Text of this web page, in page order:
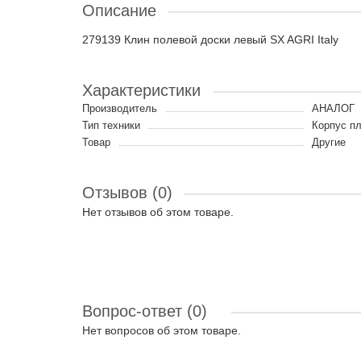
Описание
279139 Клин полевой доски левый SX AGRI Italy
Характеристики
Производитель
АНАЛОГ
Тип техники
Корпус
Товар
Другие
Отзывов (0)
Нет отзывов об этом товаре.
Вопрос-ответ (0)
Нет вопросов об этом товаре.